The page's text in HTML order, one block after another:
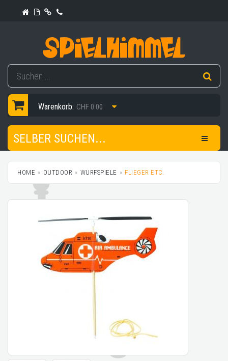
Warenkorb: CHF 0.00
SELBER SUCHEN...
HOME OUTDOOR WURFSPIELE FLIEGER ETC.